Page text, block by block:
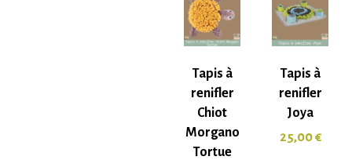
Tapis à
renifler
Chiot
Morgano
Tortue
Tapis à
renifler
Joya
25,00€